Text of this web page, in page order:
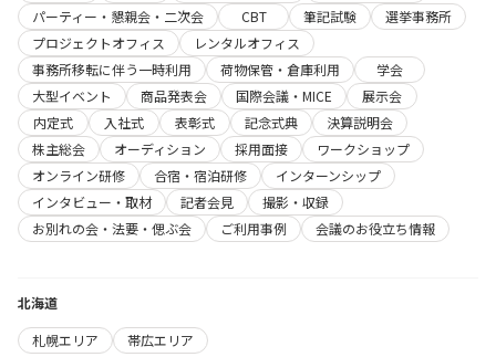
パーティー・懇親会・二次会
CBT 筆記試験
選挙事務所
プロジェクトオフィス
レンタルオフィス
事務所移転に伴う一時利用
荷物保管・倉庫利用
学会
大型イベント
商品発表会 国際会議・MICE
展示会
内定式
入社式 表彰式 記念式典
決算説明会
株主総会
オーディション 採用面接
ワークショップ
オンライン研修
合宿・宿泊研修
インターンシップ
インタビュー・取材
記者会見
撮影・収録
お別れの会・法要・偲ぶ会
ご利用事例 会議のお役立ち情報
北海道
札幌エリア
帯広エリア